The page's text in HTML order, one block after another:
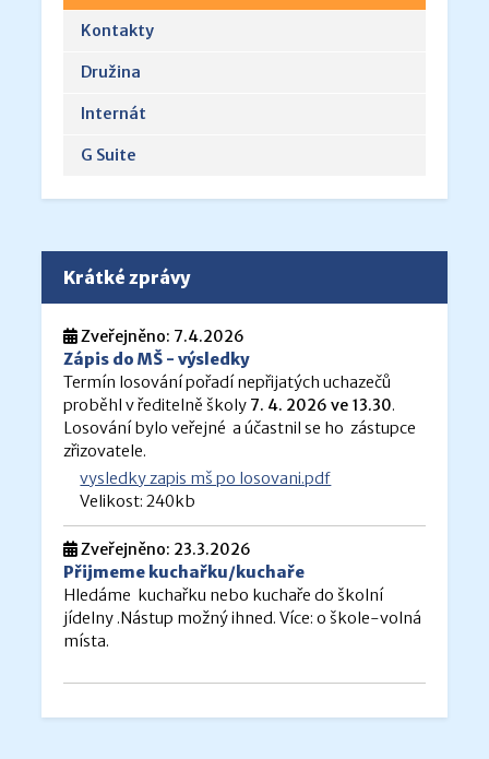
Kontakty
Družina
Internát
G Suite
Krátké zprávy
Zveřejněno: 7.4.2026
Zápis do MŠ - výsledky
Termín losování pořadí nepřijatých uchazečů
proběhl v ředitelně školy 7. 4. 2026 ve 13.30.
Losování bylo veřejné a účastnil se ho zástupce
zřizovatele.
vysledky zapis mš po losovani.pdf
Velikost: 240kb
Zveřejněno: 23.3.2026
Přijmeme kuchařku/kuchaře
Hledáme kuchařku nebo kuchaře do školní
jídelny .Nástup možný ihned. Více: o škole-volná
místa.